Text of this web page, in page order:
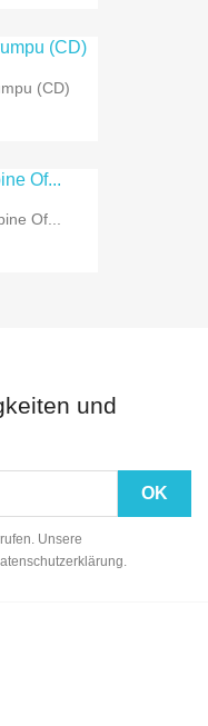
(CD)
Of...
und
Unsere